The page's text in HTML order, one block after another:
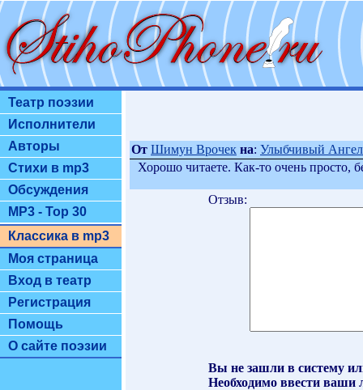
Театр поэзии
Исполнители
Авторы
Стихи в mp3
Обсуждения
MP3 - Top 30
Классика в mp3
Моя страница
Вход в театр
Регистрация
Помощь
О сайте поэзии
От Шимун Врочек на: Улыбчивый Ангел
Хорошо читаете. Как-то очень просто,
Отзыв:
Вы не зашли в систему
Необходимо ввести ваши